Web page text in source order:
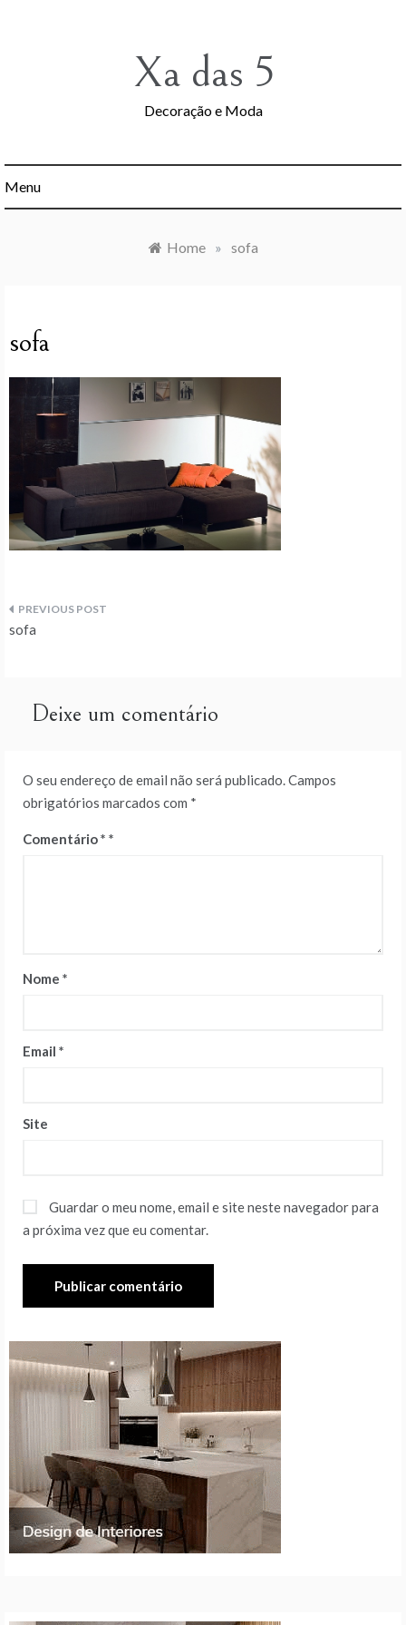
Xa das 5
Decoração e Moda
Menu
Home » sofa
sofa
Navegação
artigos
sofa
Deixe um comentário
O seu endereço de email não será publicado.Campos
obrigatórios marcados com *
Comentário*
Nome *
Email *
Site
Guardar o meu nome, email e site neste navegador para
a próxima vez que eu comentar.